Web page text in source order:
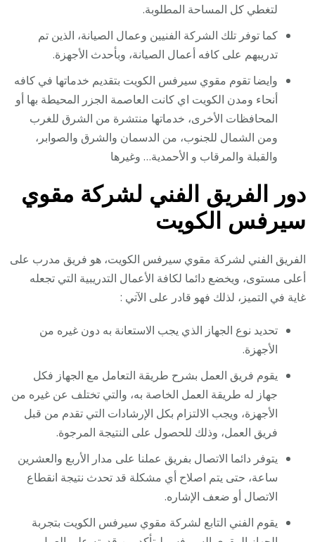
لتغطي كل المساحة المطلوبة.
كما توفر تلك الشركة الفنيين وعمال الصيانة، الذين تم
تدريبهم على كافه أعمال الصيانة، وبأحدث الأجهزة.
وايضا تقوم مقوي سيرفس الكويت بتقديم خدماتها في كافه
أنحاء ومدن الكويت اي كانت العاصمة الجزر المحيطة بها أو
المحافظات الأخرى، خدماتها منتشرة من الشرق للغرب
ومن الشمال للجنوب، من الدسمان والشرق والصوابر،
والقبلة والمرقاب و الأحمدية… وغيرها
دور الفريق الفني لشركة مقوي
سيرفس الكويت
الفريق الفني لشركة مقوي سيرفس الكويت، هو فريق مدرب على
أعلى مستوى، ويخضع دائما لكافة الأعمال التدريبية التي تجعله
غاية في التميز، لذلك فهو قادر على الآتي :
تحديد نوع الجهاز الذي يجب الاستعانة به دون غيره من
الأجهزة.
يقوم فريق العمل بشرح طريقة التعامل مع الجهاز فكل
جهاز له طريقة العمل الخاصة به، والتي تختلف عن غيره من
الأجهزة، ويجب الالتزام بكل الإرشادات التي تقدم من قبل
فريق العمل، وذلك للحصول على النتيجة المرجوة.
يتوفر دائما الاتصال بفريق عملنا على مدار الأربع والعشرين
ساعة، حتى يتم اصلاح أي مشكلة قد تحدث نتيجة انقطاع
الاتصال أو ضعف الإشاره.
يقوم الفني التابع لشركة مقوي سيرفس الكويت بتجربة